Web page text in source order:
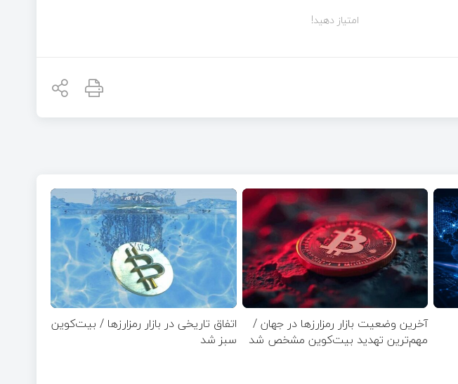
امتیاز دهید!
آخرین وضعیت بازار رمزارزها در جهان /
مهم‌ترین تهدید بیت‌کوین مشخص شد
اتفاق تاریخی در بازار رمزارزها / بیت‌کوین
سبز شد